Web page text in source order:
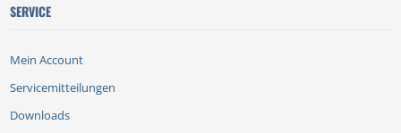
SERVICE
Mein Account
Servicemitteilungen
Downloads